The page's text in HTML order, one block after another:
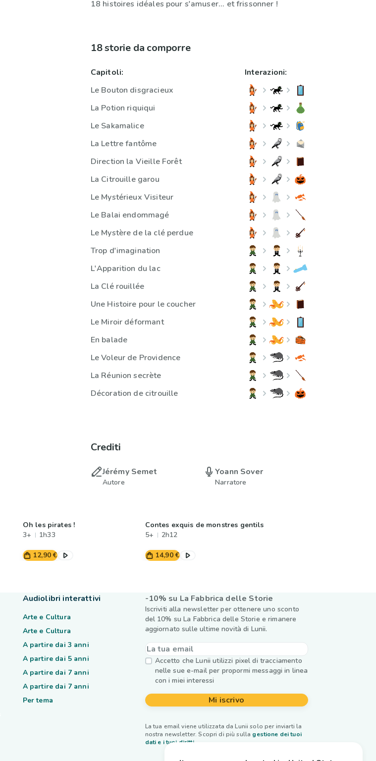
18 histoires idéales pour s'amuser... et frissonner !
18 storie da comporre
Capitoli:
Le Bouton disgracieux
La Potion riquiqui
Le Sakamalice
La Lettre fantôme
Direction la Vieille Forêt
La Citrouille garou
Le Mystérieux Visiteur
Le Balai endommagé
Le Mystère de la clé perdue
Trop d'imagination
L'Apparition du lac
La Clé rouillée
Une Histoire pour le coucher
Le Miroir déformant
En balade
Le Voleur de Providence
La Réunion secrète
Décoration de citrouille
Interazioni:
Crediti
Jérémy Semet
Autore
Yoann Sover
Narratore
Oh les pirates !
3+
1h33
12,90 €
Contes exquis de monstres gentils
5+
2h12
14,90 €
-10% su La Fabbrica delle Storie
Iscriviti alla newsletter per ottenere uno sconto
del 10% su La Fabbrica delle Storie e rimanere
aggiornato sulle ultime novità di Lunii.
Accetto che Lunii utilizzi pixel di tracciamento
nelle sue e-mail per propormi messaggi in linea
con i miei interessi
Mi iscrivo
La tua email viene utilizzata da Lunii solo per inviarti la
nostra newsletter. Scopri di più sulla gestione dei tuoi
dati e i tuoi diritti.
Audiolibri interattivi
Arte e Cultura
Arte e Cultura
A partire dai 3 anni
A partire dai 5 anni
A partire dai 7 anni
A partire dai 7 anni
Per tema